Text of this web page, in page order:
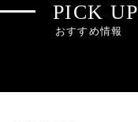
PICK UP
おすすめ情報